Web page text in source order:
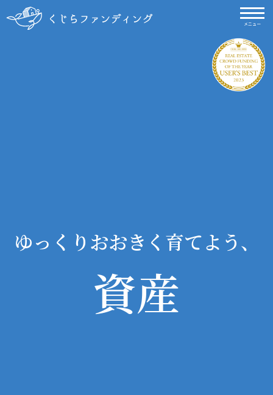
メニュー
ゆっくりおおきく育てよう、
資産